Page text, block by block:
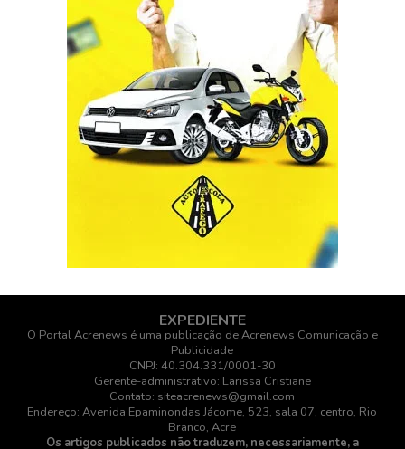
Federal de Mossoró nem de eventual
participação de organização criminosa no
planejamento da evasão ou nos dias
seguintes ao escape.
Dupla acumula mais de 80 processos
Rogério da Silva Mendonça, de 35 anos, e
Deibson Cabral Nascimento, de 33 anos,
conhecido como “Tatu” ou “Deisinho”, foram
transferidos do Acre para o Rio Grande do
Norte antes da fuga e acumulam mais de
80 processos no Tribunal de Justiça do
Rogério responde a mais de 50 processos,
incluindo ações por homicídio e roubo, e